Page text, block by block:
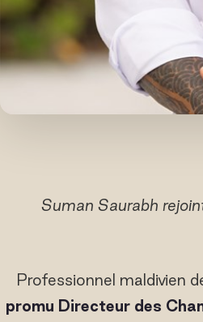
Suman Saurabh
Professionnel maldivien
promu Directeur des